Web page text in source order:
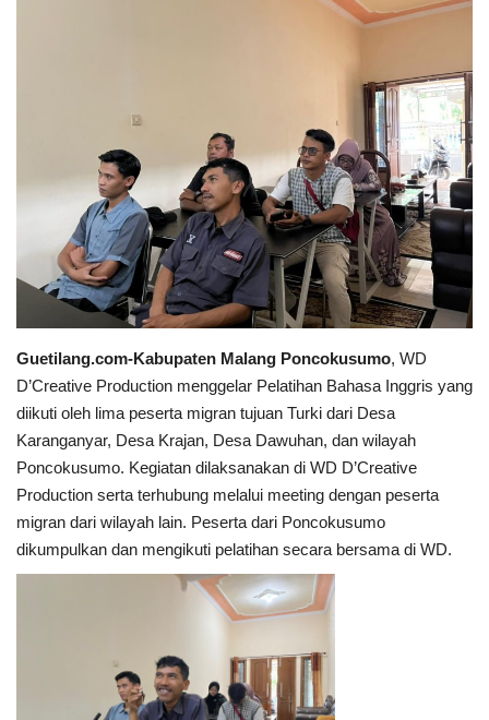
Cybers Event
UMKM & Ekonomi Kreatif
Pekerja Migran Indonesia
Pendidikan
Informasi Journalism
Olahraga
Kesehatan
Perempuan/Anak
Guetilang.com-Kabupaten Malang Poncokusumo, WD
D’Creative Production menggelar Pelatihan Bahasa Inggris yang
diikuti oleh lima peserta migran tujuan Turki dari Desa
Karanganyar, Desa Krajan, Desa Dawuhan, dan wilayah
Poncokusumo. Kegiatan dilaksanakan di WD D’Creative
Production serta terhubung melalui meeting dengan peserta
migran dari wilayah lain. Peserta dari Poncokusumo
dikumpulkan dan mengikuti pelatihan secara bersama di WD.